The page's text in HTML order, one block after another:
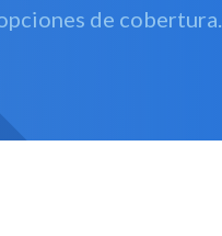
de cobertura.